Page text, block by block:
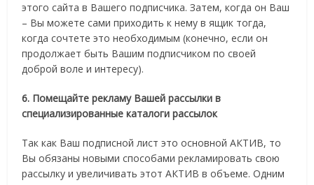
этого сайта в Вашего подписчика. Затем, когда он Ваш
– Вы можете сами приходить к нему в ящик тогда,
когда сочтете это необходимым (конечно, если он
продолжает быть Вашим подписчиком по своей
доброй воле и интересу).
6. Помещайте рекламу Вашей рассылки в
специализированные каталоги рассылок
Так как Ваш подписной лист это основной АКТИВ, то
Вы обязаны новыми способами рекламировать свою
рассылку и увеличивать этот АКТИВ в объеме. Одним